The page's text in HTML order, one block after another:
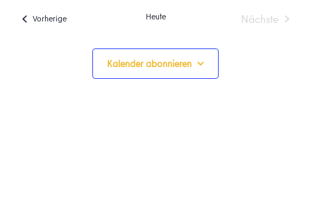
VorherigeVeranstaltungen Heute
Nächste
Kalender abonnieren